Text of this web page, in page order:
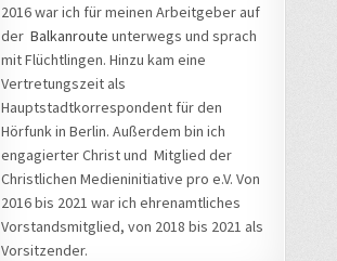
2016 war ich für meinen Arbeitgeber auf
der Balkanroute unterwegs und sprach
mit Flüchtlingen. Hinzu kam eine
Vertretungszeit als
Hauptstadtkorrespondent für den
Hörfunk in Berlin. Außerdem bin ich
engagierter Christ und Mitglied der
Christlichen Medieninitiative pro e.V. Von
2016 bis 2021 war ich ehrenamtliches
Vorstandsmitglied, von 2018 bis 2021 als
Vorsitzender.